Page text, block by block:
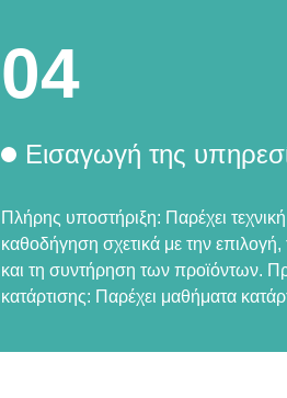
04
Εισαγωγή της
Πλήρης υποστήριξη: Παρέχει
καθοδήγηση σχετικά με την
και τη συντήρηση των προϊόντων.
κατάρτισης: Παρέχει μαθήματα
είναι έμπειροι στο χειρισμό των